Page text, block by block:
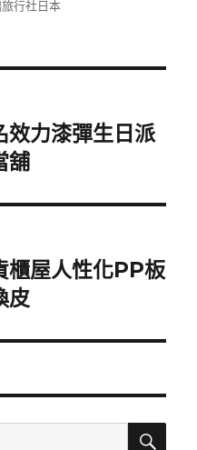
行社日本
效力漆彈生日派
舖
櫃屋人性化PP板
皮
搜